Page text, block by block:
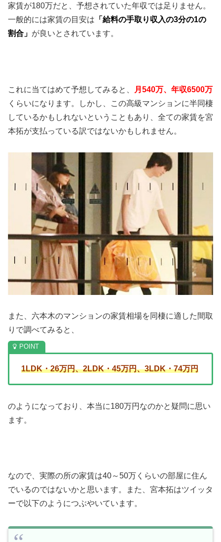
家賃が180万だと、予想されていた年収では足りません。
一般的には家賃の目安は 「給料の手取り収入の3分の1の
割合」 が良いとされています。
これに当てはめて予想してみると、
月540万、年収6500万
くらいになります。しかし、この高級マンションに半同棲
しているかもしれないということもあり、全ての家賃を宮
本拓が支払っている訳ではないかもしれません。
また、六本木のマンションの家賃相場を同棲に適した間取
りで調べてみると、
1LDK・26万円、2LDK・45万円、3LDK・74万円
のようになっており、本当に180万円なのかと疑問に思い
ます。
なので、実際の所の家賃は40～50万くらいの部屋に住ん
でいるのではないかと思います。また、宮本拓はツイッタ
ーで以下のようにつぶやいています。